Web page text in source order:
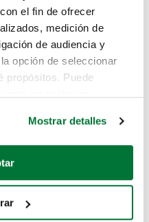
el fin de ofrecer
medición de
de audiencia y
opción de seleccionar
propósitos. Puede
su ubicación geográfica
activamente
Mostrar detalles
como
aquí.
que estás
enlaces: